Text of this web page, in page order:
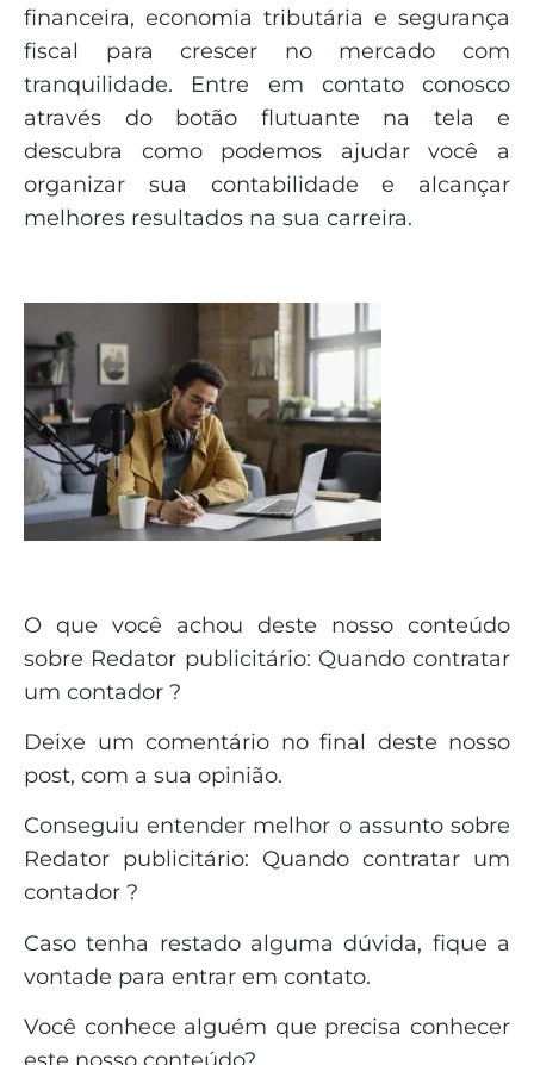
financeira, economia tributária e segurança
fiscal para crescer no mercado com
tranquilidade. Entre em contato conosco
através do botão flutuante na tela e
descubra como podemos ajudar você a
organizar sua contabilidade e alcançar
melhores resultados na sua carreira.
O que você achou deste nosso conteúdo
sobre Redator publicitário: Quando contratar
um contador ?
Deixe um comentário no final deste nosso
post, com a sua opinião.
Conseguiu entender melhor o assunto sobre
Redator publicitário: Quando contratar um
contador ?
Caso tenha restado alguma dúvida, fique a
vontade para entrar em contato.
Você conhece alguém que precisa conhecer